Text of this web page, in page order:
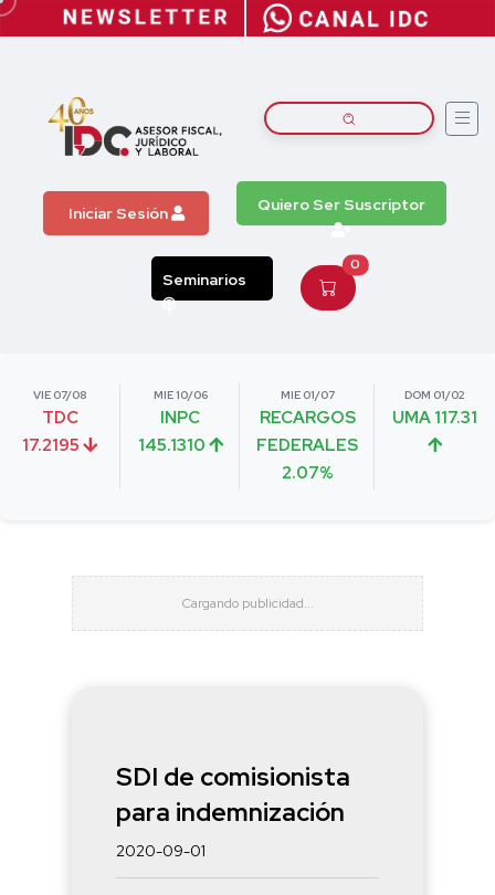
Iniciar Sesión Quiero Ser Suscriptor
Seminarios
0
VIE 07/08
TDC
17.2195
MIE 10/06
INPC
145.1310
MIE 01/07
RECARGOS
FEDERALES
2.07%
DOM 01/02
UMA 117.31
SDI de comisionista
para indemnización
2020-09-01